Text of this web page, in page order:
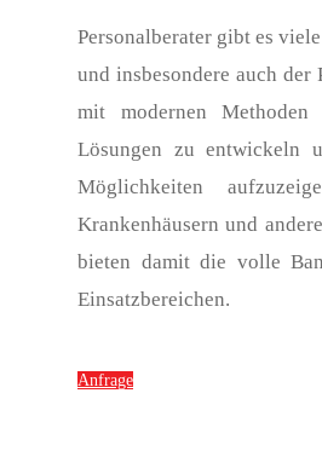
Personalberater gibt es
und insbesondere auch der
mit modernen Methoden
Lösungen zu entwickeln
Möglichkeiten
Krankenhäusern und
bieten damit die volle
Einsatzbereichen.
Anfrage